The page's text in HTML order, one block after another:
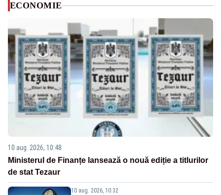
ECONOMIE
10 aug. 2026, 10:48
Ministerul de Finanțe lansează o nouă ediție a titlurilor
de stat Tezaur
10 aug. 2026, 10:32